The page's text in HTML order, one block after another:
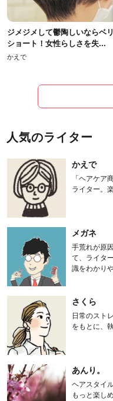
ジメジメして鬱陶しいならベ
ショート！女性らしさを失...
かえで
人気のライター
かえで
「ヘアケア
ライター。
メガネ
手荒れが原
て、ライタ
識をわかり
さくら
日常のスト
をもとに、
あんり。
ヘアスタイ
もっと楽し